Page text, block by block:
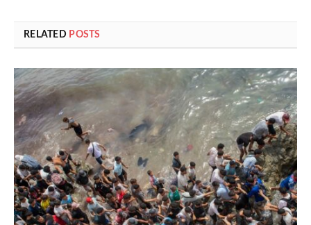
RELATED POSTS